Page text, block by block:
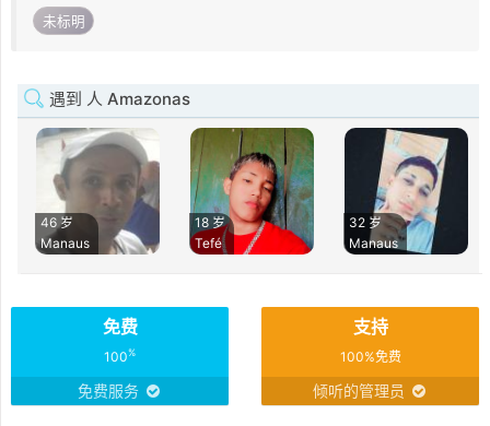
未标明
遇到 人 Amazonas
46 岁
Manaus
18 岁
Tefé
32 岁
Manaus
免费
100%
免费服务
支持
100%免费
倾听的管理员